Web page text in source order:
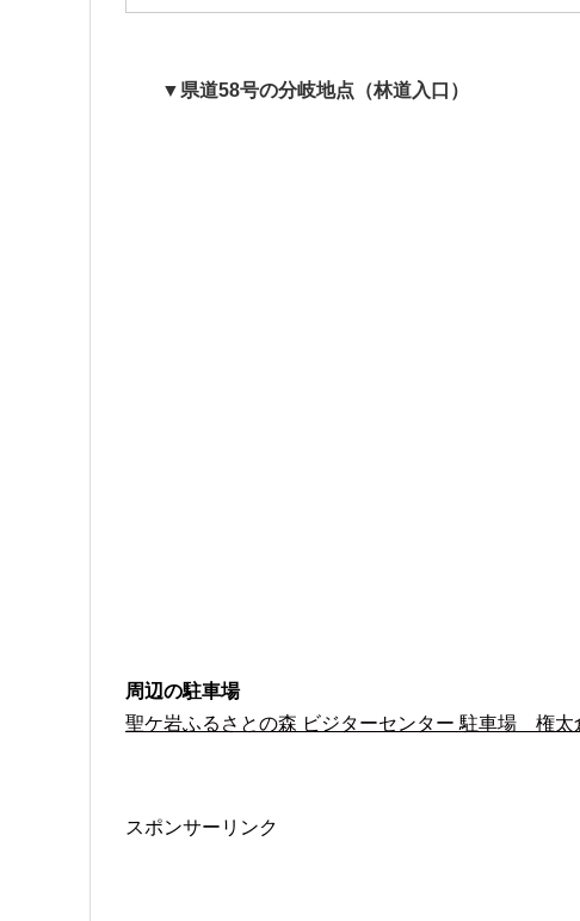
▼県道58号の分岐地点（林道入口）
周辺の駐車場
聖ケ岩ふるさとの森 ビジターセンター 駐車場 権太
スポンサーリンク